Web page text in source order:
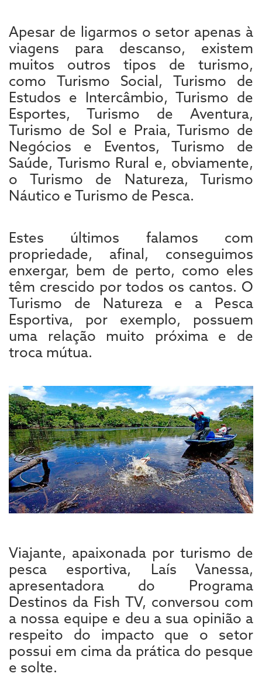
Apesar de ligarmos o setor apenas à
viagens para descanso, existem
muitos outros tipos de turismo,
como Turismo Social, Turismo de
Estudos e Intercâmbio, Turismo de
Esportes, Turismo de Aventura,
Turismo de Sol e Praia, Turismo de
Negócios e Eventos, Turismo de
Saúde, Turismo Rural e, obviamente,
o Turismo de Natureza, Turismo
Náutico e Turismo de Pesca.
Estes últimos falamos com
propriedade, afinal, conseguimos
enxergar, bem de perto, como eles
têm crescido por todos os cantos. O
Turismo de Natureza e a Pesca
Esportiva, por exemplo, possuem
uma relação muito próxima e de
troca mútua.
Viajante, apaixonada por turismo de
pesca esportiva, Laís Vanessa,
apresentadora do Programa
Destinos da Fish TV, conversou com
a nossa equipe e deu a sua opinião a
respeito do impacto que o setor
possui em cima da prática do pesque
e solte.